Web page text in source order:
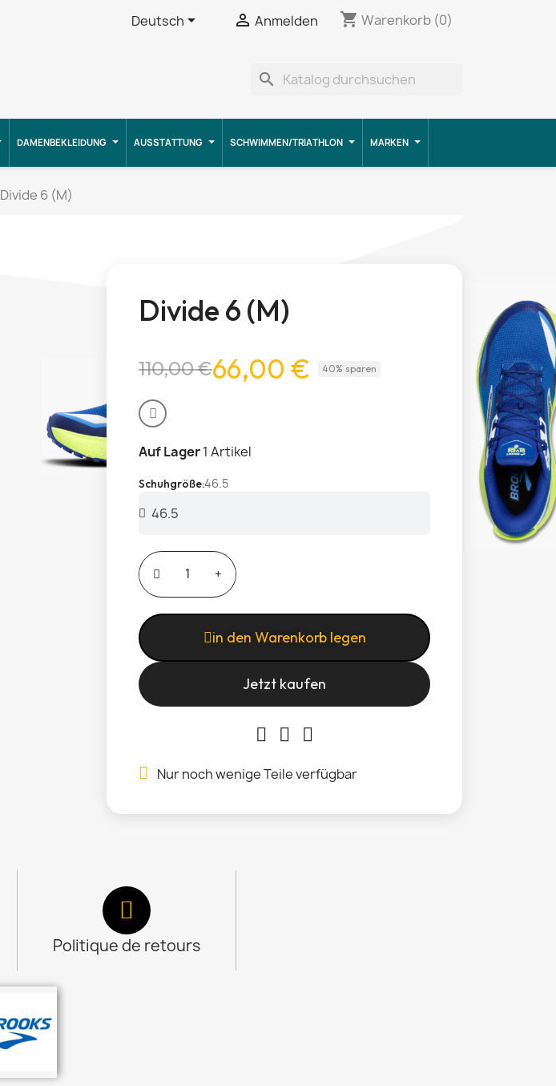
Deutsch  Anmelden shopping_cart Warenkorb (0)
search
DAMENBEKLEIDUNG AUSSTATTUNG SCHWIMMEN/TRIATHLON MARKEN
Divide 6 (M)
Divide 6 (M)
110,00 €66,00 € 40% sparen
Auf Lager1 Artikel
Schuhgröße46.5
in den Warenkorb legen
Jetzt kaufen
Nur noch wenige Teile verfügbar
Politique de retours